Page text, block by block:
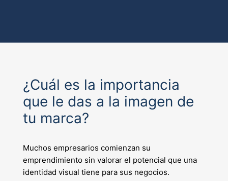
¿Cuál es la importancia
que le das a la imagen de
tu marca?
Muchos empresarios comienzan su
emprendimiento sin valorar el potencial que una
identidad visual tiene para sus negocios.